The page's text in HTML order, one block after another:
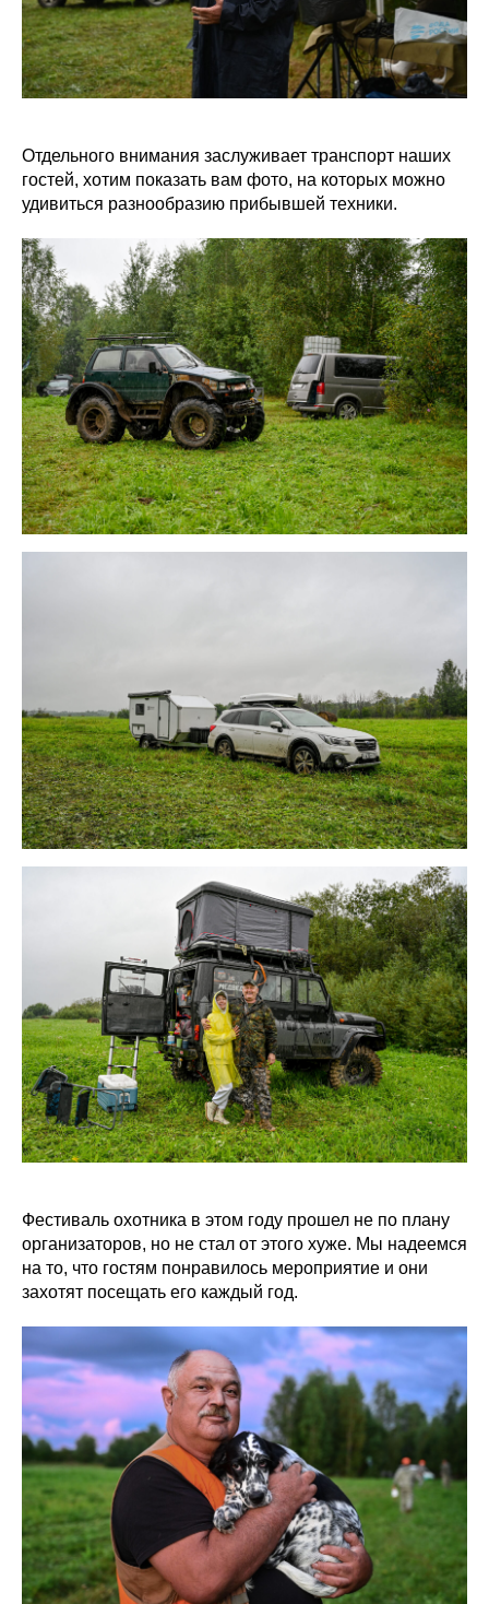
Отдельного внимания заслуживает транспорт наших
гостей, хотим показать вам фото, на которых можно
удивиться разнообразию прибывшей техники.
Фестиваль охотника в этом году прошел не по плану
организаторов, но не стал от этого хуже. Мы надеемся
на то, что гостям понравилось мероприятие и они
захотят посещать его каждый год.